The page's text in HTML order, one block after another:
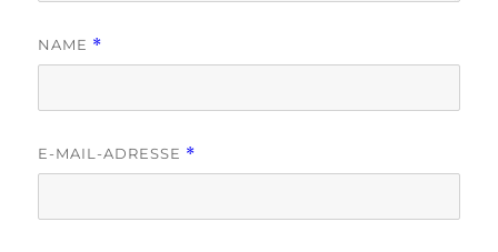
NAME *
E-MAIL-ADRESSE *